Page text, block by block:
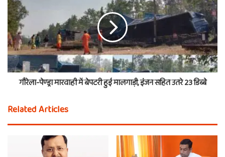
गौरेला-पेण्ड्रा मारवाही में बेपटरी हुई मालगाड़ी, इंजन सहित उतरे 23 डिब्बे
Related Articles